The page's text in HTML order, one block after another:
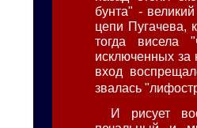
бунта" -
цепи Пугачева,
тогда висела
исключенных за
вход
звалась
И рисует